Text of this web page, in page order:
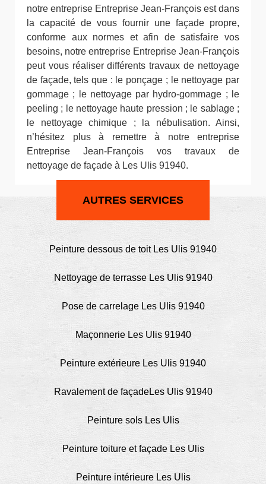
notre entreprise Entreprise Jean-François est dans
la capacité de vous fournir une façade propre,
conforme aux normes et afin de satisfaire vos
besoins, notre entreprise Entreprise Jean-François
peut vous réaliser différents travaux de nettoyage
de façade, tels que : le ponçage ; le nettoyage par
gommage ; le nettoyage par hydro-gommage ; le
peeling ; le nettoyage haute pression ; le sablage ;
le nettoyage chimique ; la nébulisation. Ainsi,
n’hésitez plus à remettre à notre entreprise
Entreprise Jean-François vos travaux de
nettoyage de façade à Les Ulis 91940.
AUTRES SERVICES
Peinture dessous de toit Les Ulis 91940
Nettoyage de terrasse Les Ulis 91940
Pose de carrelage Les Ulis 91940
Maçonnerie Les Ulis 91940
Peinture extérieure Les Ulis 91940
Ravalement de façadeLes Ulis 91940
Peinture sols Les Ulis
Peinture toiture et façade Les Ulis
Peinture intérieure Les Ulis